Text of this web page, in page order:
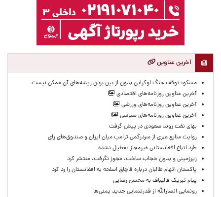
آخرین عناوین
مسکو: توقف جنگ اوکراین بدون از بین بردن ریشه‌های آن ممکن نیست
آخرین عناوین روزنامه‌های اقتصادی
آخرین عناوین روزنامه‌های ورزشی
آخرین عناوین روزنامه‌های سیاسی
بهای نفت روند صعودی در پیش گرفت
روایت منابع عبری از سردرگمی ترامپ میان ایران و صندوق‌های رای
طرد اتباع افغانستانی غیرمجاز تعطیل نشده
زیرزمینی و بدون حجاب ساخت، مجوز نگرفت، منتشر کرد
پاکستان اتهام طالبان درباره قاچاق اسلحه به افغانستان را رد کرد
پیام تبریک قالیباف به محسن رضایی
رونمایی انصارالله از قدرتنمایی جدید یمنی‌ها